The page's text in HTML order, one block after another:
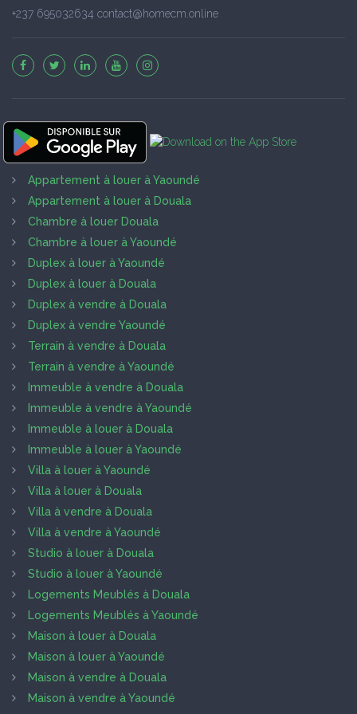
+237 695032634 contact@homecm.online
Appartement à louer à Yaoundé
Appartement à louer à Douala
Chambre à louer Douala
Chambre à louer à Yaoundé
Duplex à louer à Yaoundé
Duplex à louer à Douala
Duplex à vendre à Douala
Duplex à vendre Yaoundé
Terrain à vendre à Douala
Terrain à vendre à Yaoundé
Immeuble à vendre à Douala
Immeuble à vendre à Yaoundé
Immeuble à louer à Douala
Immeuble à louer à Yaoundé
Villa à louer à Yaoundé
Villa à louer à Douala
Villa à vendre à Douala
Villa à vendre à Yaoundé
Studio à louer à Douala
Studio à louer à Yaoundé
Logements Meublés à Douala
Logements Meublés à Yaoundé
Maison à louer à Douala
Maison à louer à Yaoundé
Maison à vendre à Douala
Maison à vendre à Yaoundé